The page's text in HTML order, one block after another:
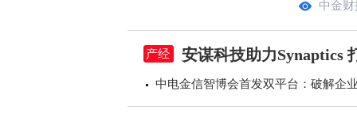
中金财
产经 安谋科技助力Synaptics
中电金信智博会首发双平台：破解企